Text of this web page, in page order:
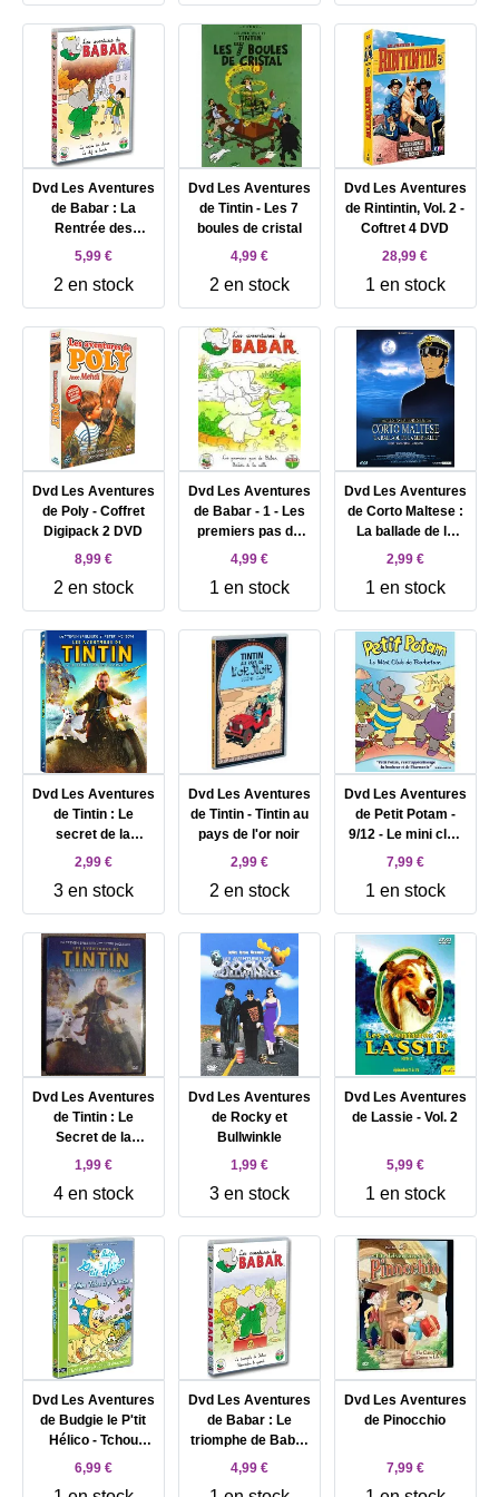
Dvd Les Aventures
de Babar : La
Rentrée des
classes / Le Chef
comptines)
5,99 €
2 en stock
Dvd Les Aventures
de Tintin - Les 7
boules de cristal
4,99 €
2 en stock
Dvd Les Aventures
de Rintintin, Vol. 2 -
Coftret 4 DVD
28,99 €
1 en stock
Dvd Les Aventures
de Poly - Coffret
Digipack 2 DVD
8,99 €
2 en stock
Dvd Les Aventures
de Babar - 1 - Les
premiers pas de
Babar + Babar à la
4,99 €
1 en stock
Dvd Les Aventures
de Corto Maltese :
La ballade de la
mer salée
2,99 €
1 en stock
Dvd Les Aventures
de Tintin : Le
secret de la
Licorne
2,99 €
3 en stock
Dvd Les Aventures
de Tintin - Tintin au
pays de l'or noir
2,99 €
2 en stock
Dvd Les Aventures
de Petit Potam -
9/12 - Le mini club
de Barbotam
7,99 €
1 en stock
Dvd Les Aventures
de Tintin : Le
Secret de la
Licorne
1,99 €
4 en stock
Dvd Les Aventures
de Rocky et
Bullwinkle
1,99 €
3 en stock
Dvd Les Aventures
de Lassie - Vol. 2
5,99 €
1 en stock
Dvd Les Aventures
de Budgie le P'tit
Hélico - Tchou
Tchou le p'tit train
6,99 €
Dvd Les Aventures
de Babar : Le
triomphe de Babar
/ Alexandre le
4,99 €
Dvd Les Aventures
de Pinocchio
7,99 €